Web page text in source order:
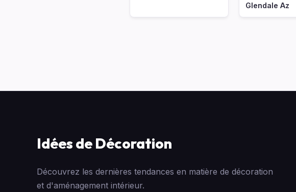
Glendale Az
Idées de Décoration
Découvrez les dernières tendances en matière de décoration
et d'aménagement intérieur.